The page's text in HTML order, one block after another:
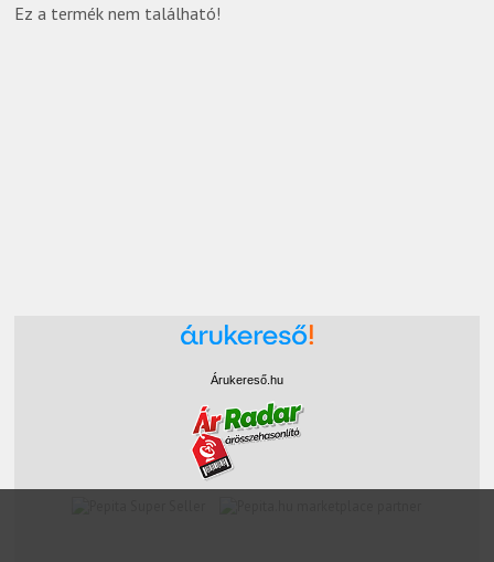
Ez a termék nem található!
Árukereső.hu